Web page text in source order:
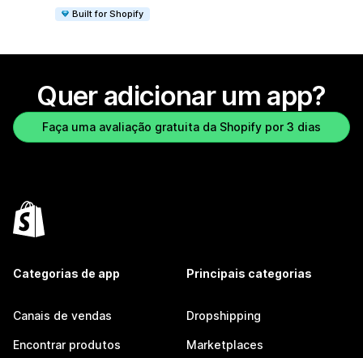
Built for Shopify
Quer adicionar um app?
Faça uma avaliação gratuita da Shopify por 3 dias
Categorias de app
Canais de vendas
Encontrar produtos
Principais categorias
Dropshipping
Marketplaces